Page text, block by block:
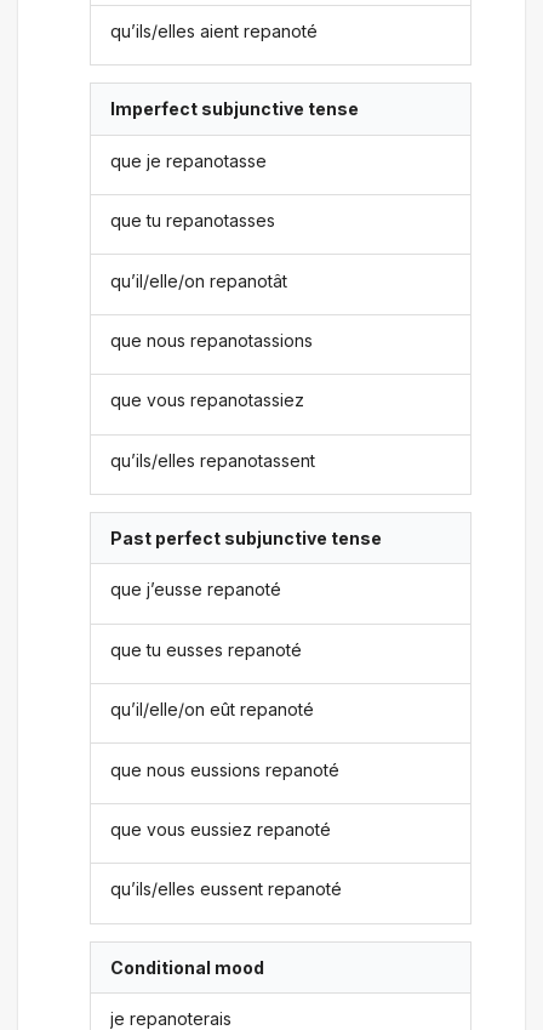
qu’ils/elles aient repanoté
Imperfect subjunctive tense
que je repanotasse
que tu repanotasses
qu’il/elle/on repanotât
que nous repanotassions
que vous repanotassiez
qu’ils/elles repanotassent
Past perfect subjunctive tense
que j’eusse repanoté
que tu eusses repanoté
qu’il/elle/on eût repanoté
que nous eussions repanoté
que vous eussiez repanoté
qu’ils/elles eussent repanoté
Conditional mood
je repanoterais